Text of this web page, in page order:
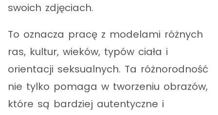
swoich zdjęciach.
To oznacza pracę z modelami różnych
ras, kultur, wieków, typów ciała i
orientacji seksualnych. Ta różnorodność
nie tylko pomaga w tworzeniu obrazów,
które są bardziej autentyczne i